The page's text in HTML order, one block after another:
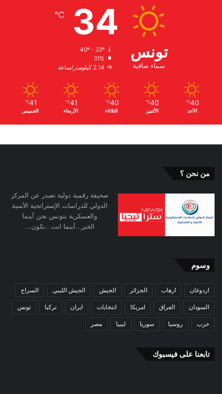
تونس
سماء صافية
34
℃
40º - 33º
31%
2.14 كيلومتر/ساعة
40
℃
الأحد
40
℃
الأثنين
40
℃
الثلاثاء
41
℃
الأربعاء
41
℃
الخميس
من نحن ؟
صحيفة رقمية دولية تصدر عن المركز
الدولي للدراسات الإستراتجية الأمنية
والعسكرية بتونس نحن أينما
الخبر...أينما انت ..نكون...
وسوم
اردوغان ارهاب الجزائر الجيش الجيش الليبي السراج
السودان العراق امريكا انتخابات ايران تركيا تونس
حرب روسيا سوريا ليبيا مصر
تابعنا على فيسبوك